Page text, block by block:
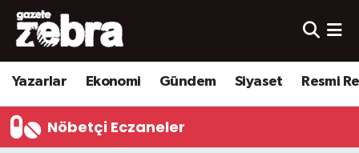
Yazarlar Ekonomi Gündem Siyaset Resmi
Nöbetçi Eczaneler
Yazarlar
Ekonomi
Kültür-Sanat
Nöbetçi Eczaneler
Hava Durumu
Trafik Durumu